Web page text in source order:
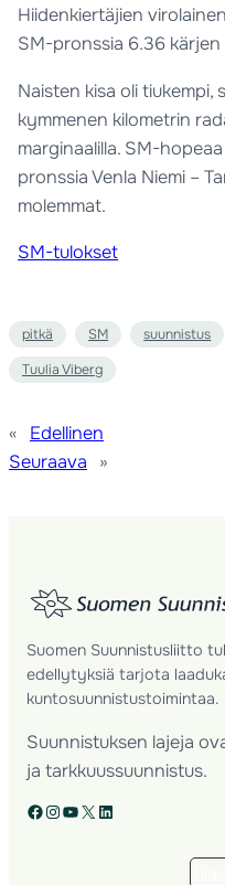
Hiidenkiertäjien
SM-pronssia 6.36 kärjen
Naisten kisa oli
kymmenen kilometrin
marginaalilla. SM-
pronssia Venla Niemi –
molemmat.
SM-tulokset
pitkä SM suunnistus
Tuulia Viberg
«
Edellinen
Seuraava
»
Suomen Suunnistusliitto
edellytyksiä tarjota
kuntosuunnistustoimintaa.
Suunnistuksen lajeja
ja tarkkuussuunnistus.
Facebook Instagram YouTube X LinkedIn